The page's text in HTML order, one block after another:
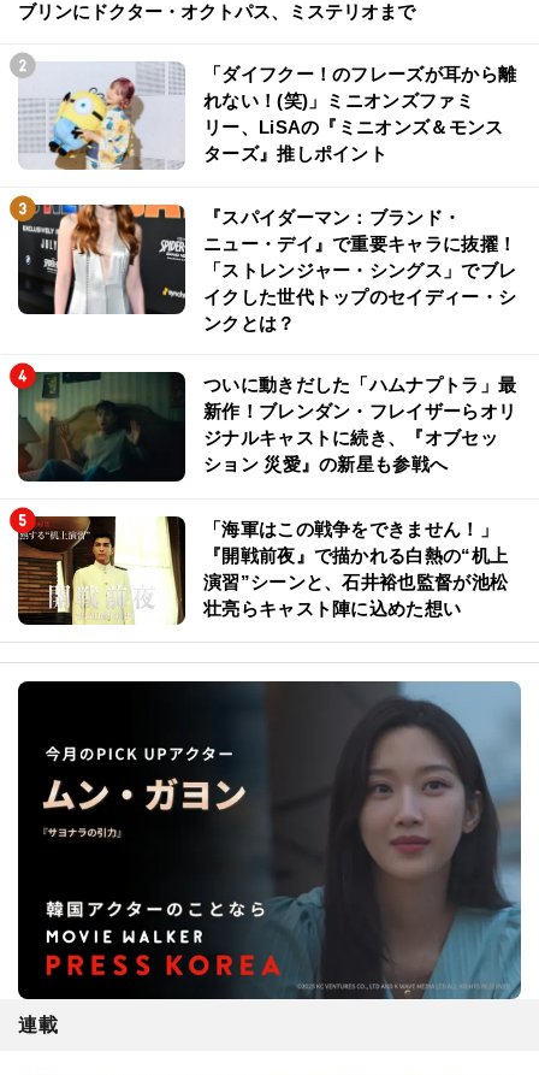
ブリンにドクター・オクトパス、ミステリオまで
「ダイフクー！のフレーズが耳から離
れない！(笑)」ミニオンズファミ
リー、LiSAの『ミニオンズ＆モンス
ターズ』推しポイント
『スパイダーマン：ブランド・
ニュー・デイ』で重要キャラに抜擢！
「ストレンジャー・シングス」でブレ
イクした世代トップのセイディー・シ
ンクとは？
ついに動きだした「ハムナプトラ」最
新作！ブレンダン・フレイザーらオリ
ジナルキャストに続き、『オブセッ
ション 災愛』の新星も参戦へ
「海軍はこの戦争をできません！」
『開戦前夜』で描かれる白熱の“机上
演習”シーンと、石井裕也監督が池松
壮亮らキャスト陣に込めた想い
連載